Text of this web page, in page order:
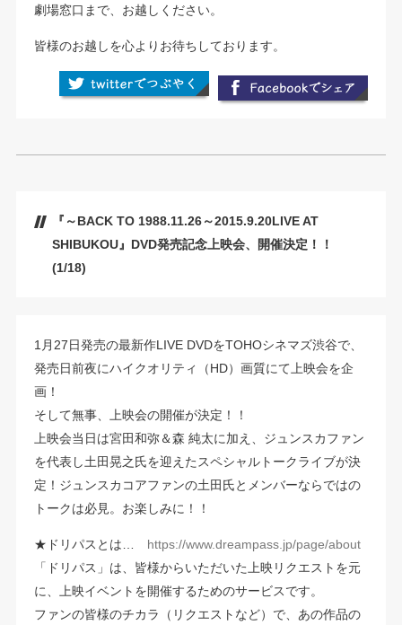
劇場窓口まで、お越しください。
皆様のお越しを心よりお待ちしております。
『～BACK TO 1988.11.26～2015.9.20LIVE AT
SHIBUKOU』DVD発売記念上映会、開催決定！！
(1/18)
1月27日発売の最新作LIVE DVDをTOHOシネマズ渋谷で、
発売日前夜にハイクオリティ（HD）画質にて上映会を企
画！
そして無事、上映会の開催が決定！！
上映会当日は宮田和弥＆森 純太に加え、ジュンスカファン
を代表し土田晃之氏を迎えたスペシャルトークライブが決
定！ジュンスカコアファンの土田氏とメンバーならではの
トークは必見。お楽しみに！！
★ドリパスとは… https://www.dreampass.jp/page/about
「ドリパス」は、皆様からいただいた上映リクエストを元
に、上映イベントを開催するためのサービスです。
ファンの皆様のチカラ（リクエストなど）で、あの作品の